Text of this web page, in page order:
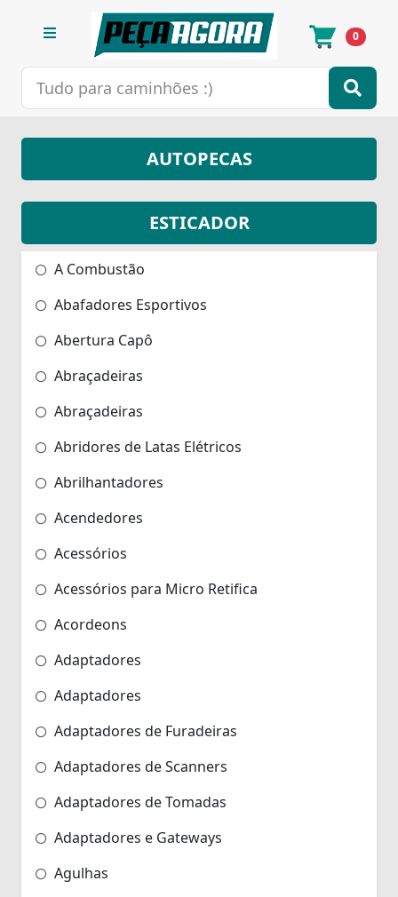
0
AUTOPECAS
ESTICADOR
A Combustão
Abafadores Esportivos
Abertura Capô
Abraçadeiras
Abraçadeiras
Abridores de Latas Elétricos
Abrilhantadores
Acendedores
Acessórios
Acessórios para Micro Retifica
Acordeons
Adaptadores
Adaptadores
Adaptadores de Furadeiras
Adaptadores de Scanners
Adaptadores de Tomadas
Adaptadores e Gateways
Agulhas